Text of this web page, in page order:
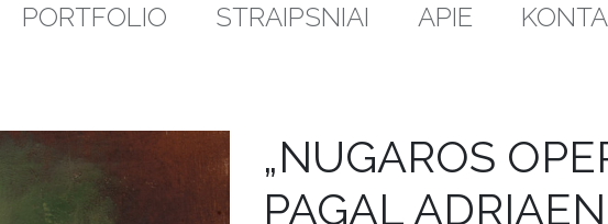
PORTFOLIO STRAIPSNIAI APIE
„NUGAROS
PAGAL ADRIAEN